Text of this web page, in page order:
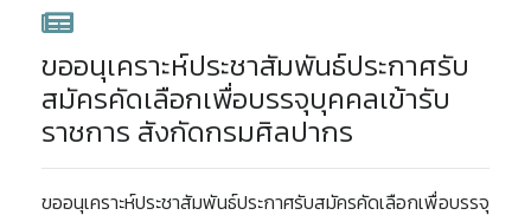
ขออนุเคราะห์ประชาสัมพันธ์ประกาศรับ
สมัครคัดเลือกเพื่อบรรจุบุคคลเข้ารับ
ราชการ สังกัดกรมศิลปากร
ขออนุเคราะห์ประชาสัมพันธ์ประกาศรับสมัครคัดเลือกเพื่อบรรจุ